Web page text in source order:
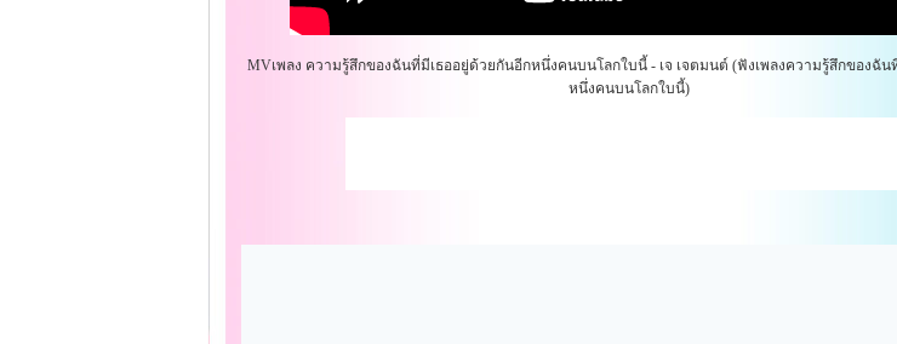
MVเพลง ความรู้สึกของฉันที่มีเธออยู่ด้วยกันอีกหนึ่งคนบนโลกใบนี้ - เจ เจตมนต์ (ฟังเพลงความรู้สึกของฉัน
หนึ่งคนบนโลกใบนี้)